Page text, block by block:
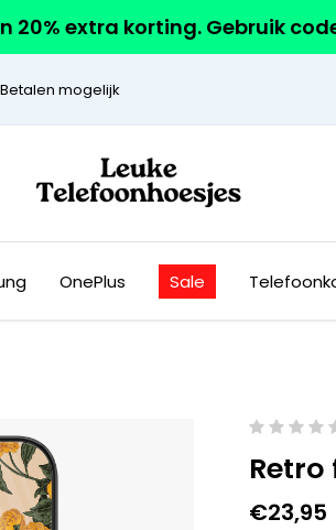
20% extra korting. Gebruik
mogelijk
OnePlus Sale
€23,95